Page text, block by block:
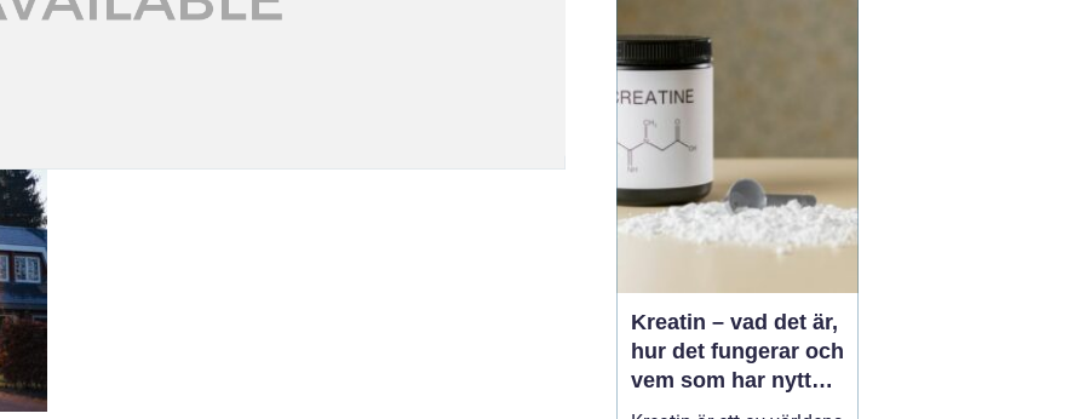
Kreatin – vad det är,
hur det fungerar och
vem som har nytta
av det